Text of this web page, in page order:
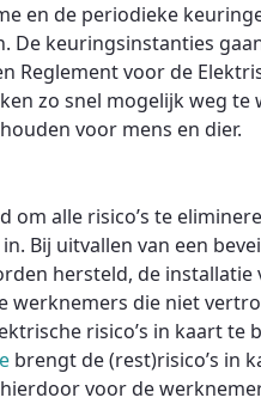
en de periodieke
keuringsinstanties
Reglement voor de
zo snel mogelijk weg
voor mens en dier.
om alle risico’s te
Bij uitvallen van een
hersteld, de
werknemers die niet
risico’s in kaart te
brengt de (rest)risico’s in
voor de